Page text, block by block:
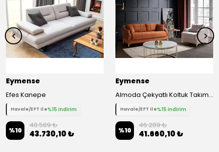
Eymense
Efes Kanepe
Havale/EFT ile%15 indirim
%10
48.589 ₺
43.730,10 ₺
Eymense
Almoda Çekyatlı Koltuk Takımı 3 1 - Turuncu
Havale/EFT ile%15 indirim
%10
46.289 ₺
41.660,10 ₺